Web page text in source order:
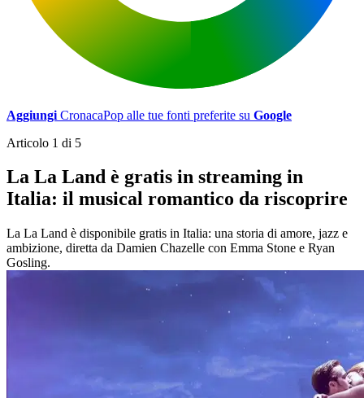
Aggiungi CronacaPop alle tue fonti preferite su Google
Articolo 1 di 5
La La Land è gratis in streaming in
Italia: il musical romantico da riscoprire
La La Land è disponibile gratis in Italia: una storia di amore, jazz e
ambizione, diretta da Damien Chazelle con Emma Stone e Ryan
Gosling.